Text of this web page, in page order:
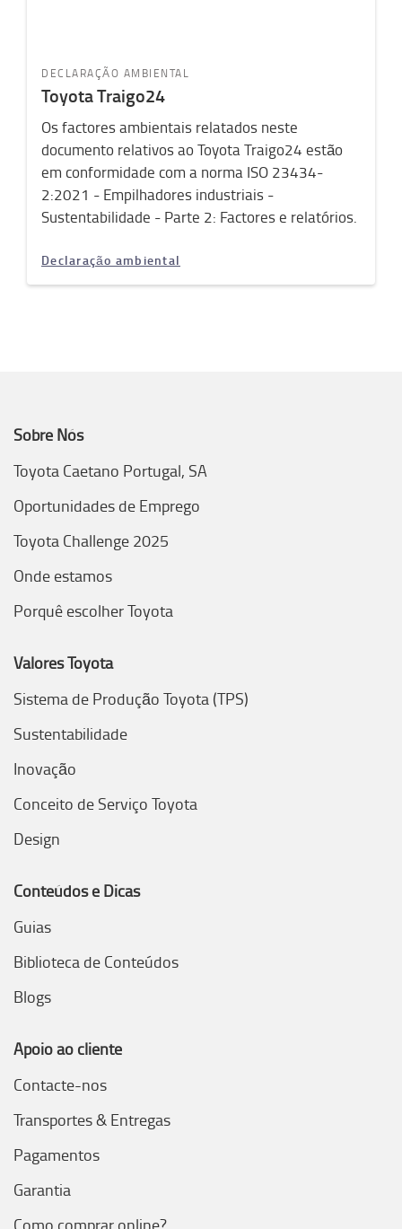
DECLARAÇÃO AMBIENTAL
Toyota Traigo24
Os factores ambientais relatados neste
documento relativos ao Toyota Traigo24 estão
em conformidade com a norma ISO 23434-
2:2021 - Empilhadores industriais -
Sustentabilidade - Parte 2: Factores e relatórios.
Declaração ambiental
Sobre Nós
Toyota Caetano Portugal, SA
Oportunidades de Emprego
Toyota Challenge 2025
Onde estamos
Porquê escolher Toyota
Valores Toyota
Sistema de Produção Toyota (TPS)
Sustentabilidade
Inovação
Conceito de Serviço Toyota
Design
Conteúdos e Dicas
Guias
Biblioteca de Conteúdos
Blogs
Apoio ao cliente
Contacte-nos
Transportes & Entregas
Pagamentos
Garantia
Como comprar online?